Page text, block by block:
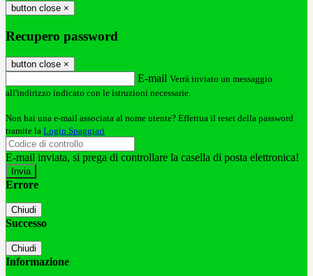
button close ×
Recupero password
button close ×
E-mail Verrà inviato un messaggio
all'indirizzo indicato con le istruzioni necessarie.
Non hai una e-mail associata al nome utente? Effettua il reset della password
tramite la Login Spaggiari
E-mail inviata, si prega di controllare la casella di posta elettronica!
Errore
Chiudi
Successo
Chiudi
Informazione